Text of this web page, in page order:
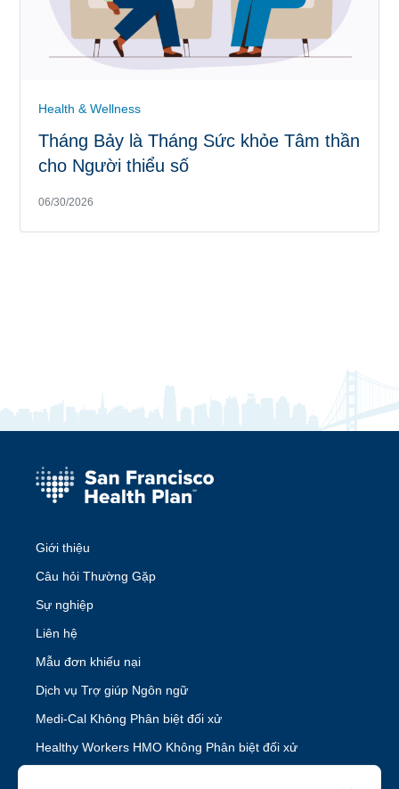
Health & Wellness
Tháng Bảy là Tháng Sức khỏe Tâm thần
cho Người thiểu số
06/30/2026
Giới thiệu
Câu hỏi Thường Gặp
Sự nghiệp
Liên hệ
Mẫu đơn khiếu nại
Dịch vụ Trợ giúp Ngôn ngữ
Medi-Cal Không Phân biệt đối xử
Healthy Workers HMO Không Phân biệt đối xử